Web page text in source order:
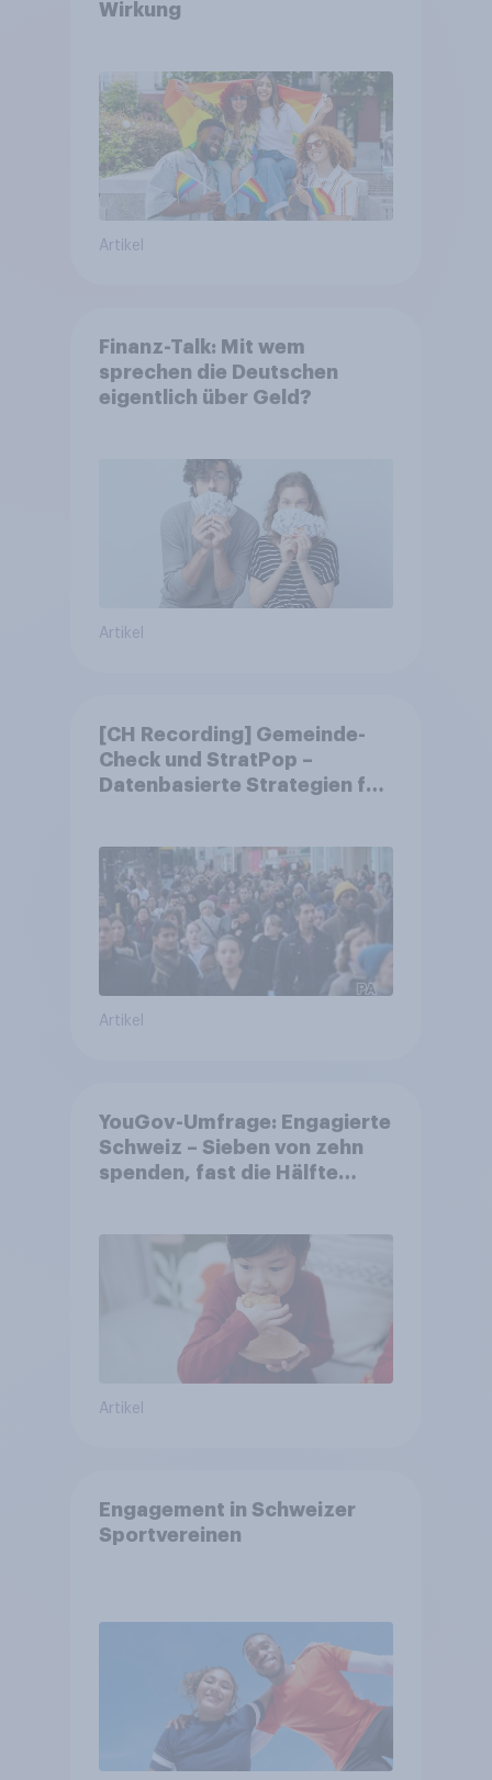
Wirkung
Artikel
Finanz-Talk: Mit wem
sprechen die Deutschen
eigentlich über Geld?
Artikel
[CH Recording] Gemeinde-
Check und StratPop –
Datenbasierte Strategien für
Artikel
YouGov-Umfrage: Engagierte
Schweiz – Sieben von zehn
spenden, fast die Hälfte
Artikel
Engagement in Schweizer
Sportvereinen